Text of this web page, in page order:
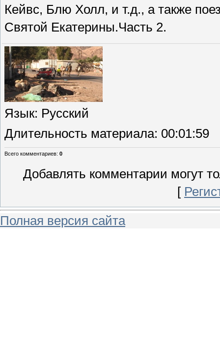
Кейвс, Блю Холл, и т.д., а также
Святой Екатерины.Часть 2.
Язык: Русский
Длительность материала: 00:01:59
Всего комментариев: 0
Добавлять комментарии могут
[
Полная версия сайта